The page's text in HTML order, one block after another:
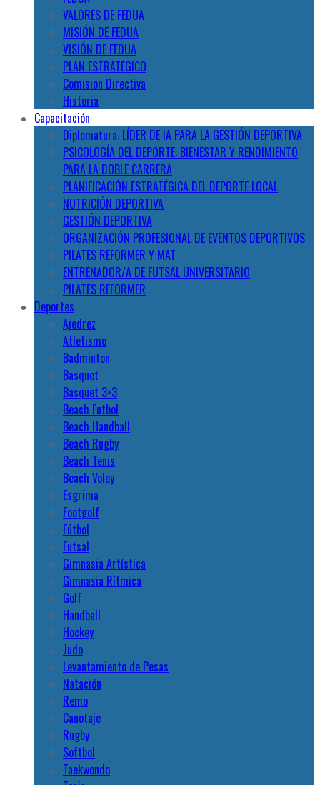
VALORES DE FEDUA
MISIÓN DE FEDUA
VISIÓN DE FEDUA
PLAN ESTRATEGICO
Comision Directiva
Historia
Capacitación
Diplomatura: LÍDER DE IA PARA LA GESTIÓN DEPORTIVA
PSICOLOGÍA DEL DEPORTE: BIENESTAR Y RENDIMIENTO
PARA LA DOBLE CARRERA
PLANIFICACIÓN ESTRATÉGICA DEL DEPORTE LOCAL
NUTRICIÓN DEPORTIVA
GESTIÓN DEPORTIVA
ORGANIZACIÓN PROFESIONAL DE EVENTOS DEPORTIVOS
PILATES REFORMER Y MAT
ENTRENADOR/A DE FUTSAL UNIVERSITARIO
PILATES REFORMER
Deportes
Ajedrez
Atletismo
Badminton
Basquet
Basquet 3×3
Beach Futbol
Beach Handball
Beach Rugby
Beach Tenis
Beach Voley
Esgrima
Footgolf
Fútbol
Futsal
Gimnasia Artística
Gimnasia Rítmica
Golf
Handball
Hockey
Judo
Levantamiento de Pesas
Natación
Remo
Canotaje
Rugby
Softbol
Taekwondo